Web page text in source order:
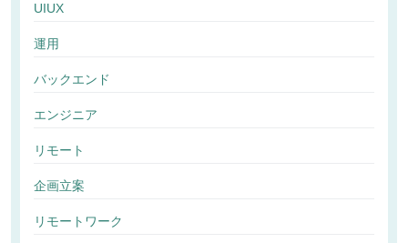
UIUX
運用
バックエンド
エンジニア
リモート
企画立案
リモートワーク